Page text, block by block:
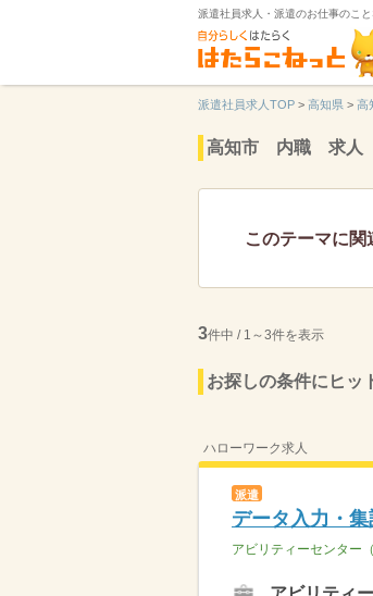
派遣社員求人・派遣のお仕事のこと
派遣社員求人TOP > 高知県 > 高
高知市 内職 求人
このテーマに
3件中 / 1～3件を表示
お探しの条件にヒッ
ハローワーク求人
派遣
データ入力・集
アビリティーセンター